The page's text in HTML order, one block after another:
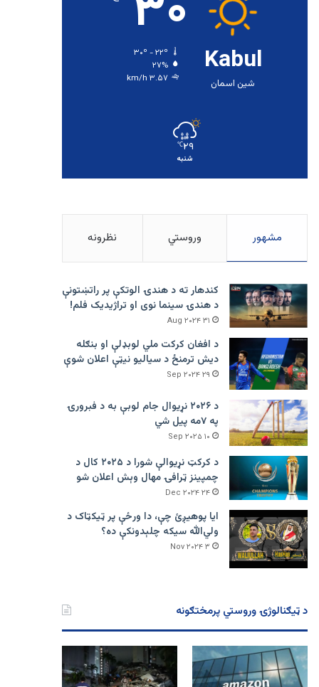
Kabul
شین اسمان
۲۷%
۳.۵۷ km/h
۲۹℃
شنبه
مشهور وروستي نظرونه
کندهار ته د هندۍ الوتکې پر راتښتونې
د هندۍ سینما نوی او تراژيديک فلم!
۳۱ Aug ۲۰۲۴
د افغان کرکت ملي لوبډلې او بنګله
دیش ترمنځ د سیالیو نیټې اعلان شوې
۲۹ Sep ۲۰۲۴
د ۲۰۲۶ نړیوال جام لوبې به د فبرورۍ
په ۷مه پیل شي
۱۰ Sep ۲۰۲۵
د کرکټ نړیوالې شورا د ۲۰۲۵ کال د
چمپینز ټرافۍ مهال وېش اعلان شو
۲۴ Dec ۲۰۲۴
ایا پوهیږئ چې، دا ورځې پر ټيکټاک د
ولي‌الله سیکه چلېدونکې ده؟
۳ Nov ۲۰۲۴
د ټیګنالوژۍ وروستي پرمختګونه